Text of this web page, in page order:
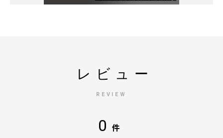
レビュー
REVIEW
0 件